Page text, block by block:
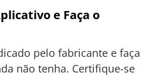
e Faça o
pelo fabricante e faça
não tenha. Certifique-se